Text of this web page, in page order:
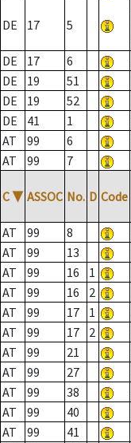
DE 17 5
DE 17 6
DE
19 51
DE
19 52
DE
41 1
AT
99 6
AT
99 7
C ▼ ASSOC No. D Code
AT 99 8
AT
99 13
AT
99 16 1
AT
99 16 2
AT
99 17 1
AT
99 17 2
AT
99 21
AT
99 27
AT
99 38
AT
99 40
AT
99 41